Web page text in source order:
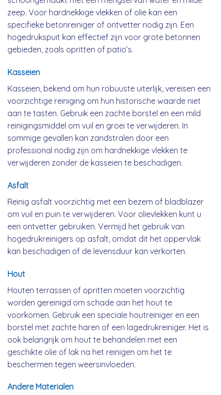
zeep. Voor hardnekkige vlekken of olie kan een
specifieke betonreiniger of ontvetter nodig zijn. Een
hogedrukspuit kan effectief zijn voor grote betonnen
gebieden, zoals opritten of patio’s.
Kasseien
Kasseien, bekend om hun robuuste uiterlijk, vereisen een
voorzichtige reiniging om hun historische waarde niet
aan te tasten. Gebruik een zachte borstel en een mild
reinigingsmiddel om vuil en groei te verwijderen. In
sommige gevallen kan zandstralen door een
professional nodig zijn om hardnekkige vlekken te
verwijderen zonder de kasseien te beschadigen.
Asfalt
Reinig asfalt voorzichtig met een bezem of bladblazer
om vuil en puin te verwijderen. Voor olievlekken kunt u
een ontvetter gebruiken. Vermijd het gebruik van
hogedrukreinigers op asfalt, omdat dit het oppervlak
kan beschadigen of de levensduur kan verkorten.
Hout
Houten terrassen of opritten moeten voorzichtig
worden gereinigd om schade aan het hout te
voorkomen. Gebruik een speciale houtreiniger en een
borstel met zachte haren of een lagedrukreiniger. Het is
ook belangrijk om hout te behandelen met een
geschikte olie of lak na het reinigen om het te
beschermen tegen weersinvloeden.
Andere Materialen